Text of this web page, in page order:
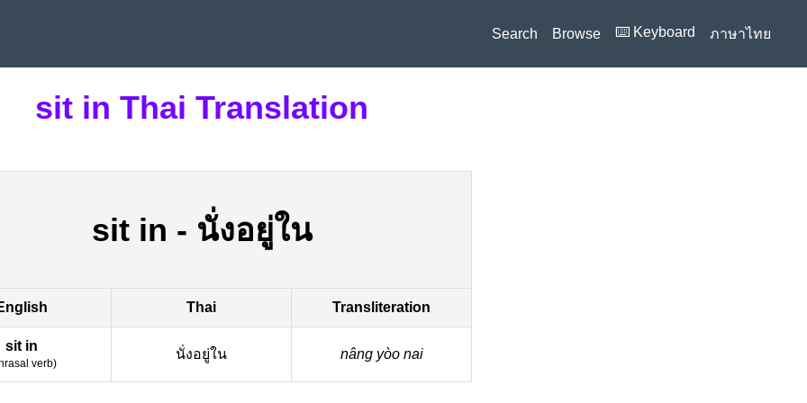
Search Browse ⌨️ Keyboard ภาษาไทย
sit in Thai Translation
sit in - นั่งอยู่ใน
Thai Transliteration
sit in
verb)
นั่งอยู่ใน nâng yòo nai